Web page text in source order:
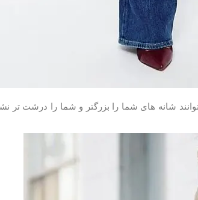
شانه های شما را بزرگتر و شما را درشت تر